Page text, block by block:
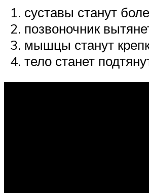
суставы станут
позвоночник
мышцы станут
тело станет